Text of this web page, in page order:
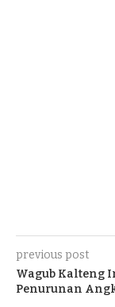
previous post
Wagub Kalteng
Penurunan